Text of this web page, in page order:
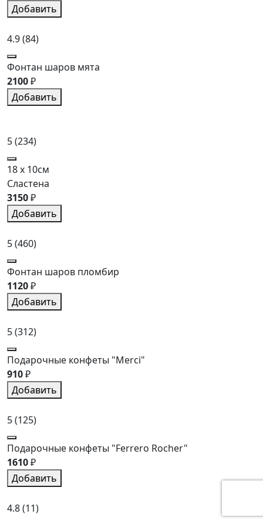
Добавить
4.9(84)
Фонтан шаров мята
2100₽
Добавить
5(234)
18 x 10см
Сластена
3150₽
Добавить
5(460)
Фонтан шаров пломбир
1120₽
Добавить
5(312)
Подарочные конфеты "Merci"
910₽
Добавить
5(125)
Подарочные конфеты "Ferrero Rocher"
1610₽
Добавить
4.8(11)